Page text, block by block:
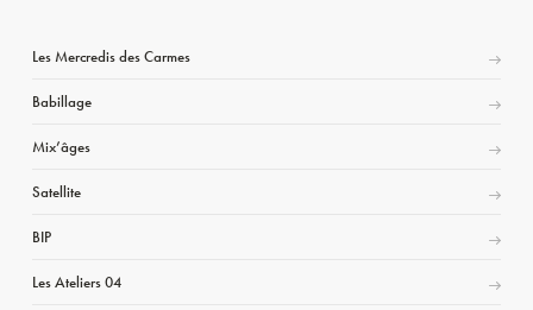
Les Mercredis des Carmes
Babillage
Mix’âges
Satellite
BIP
Les Ateliers 04